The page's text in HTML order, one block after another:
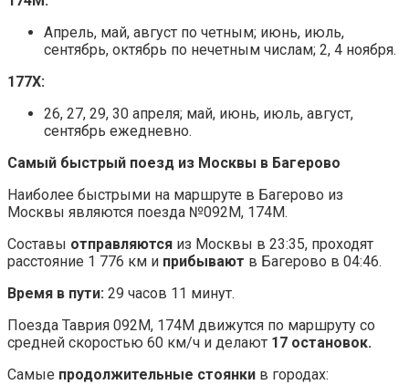
Апрель, май, август по четным; июнь, июль,
сентябрь, октябрь по нечетным числам; 2, 4 ноября.
177Х:
26, 27, 29, 30 апреля; май, июнь, июль, август,
сентябрь ежедневно.
Самый быстрый поезд из Москвы в Багерово
Наиболее быстрыми на маршруте в Багерово из
Москвы являются поезда №092М, 174М.
Составы отправляются из Москвы в 23:35, проходят
расстояние 1 776 км и прибывают в Багерово в 04:46.
Время в пути: 29 часов 11 минут.
Поезда Таврия 092М, 174М движутся по маршруту со
средней скоростью 60 км/ч и делают 17 остановок.
Самые продолжительные стоянки в городах: